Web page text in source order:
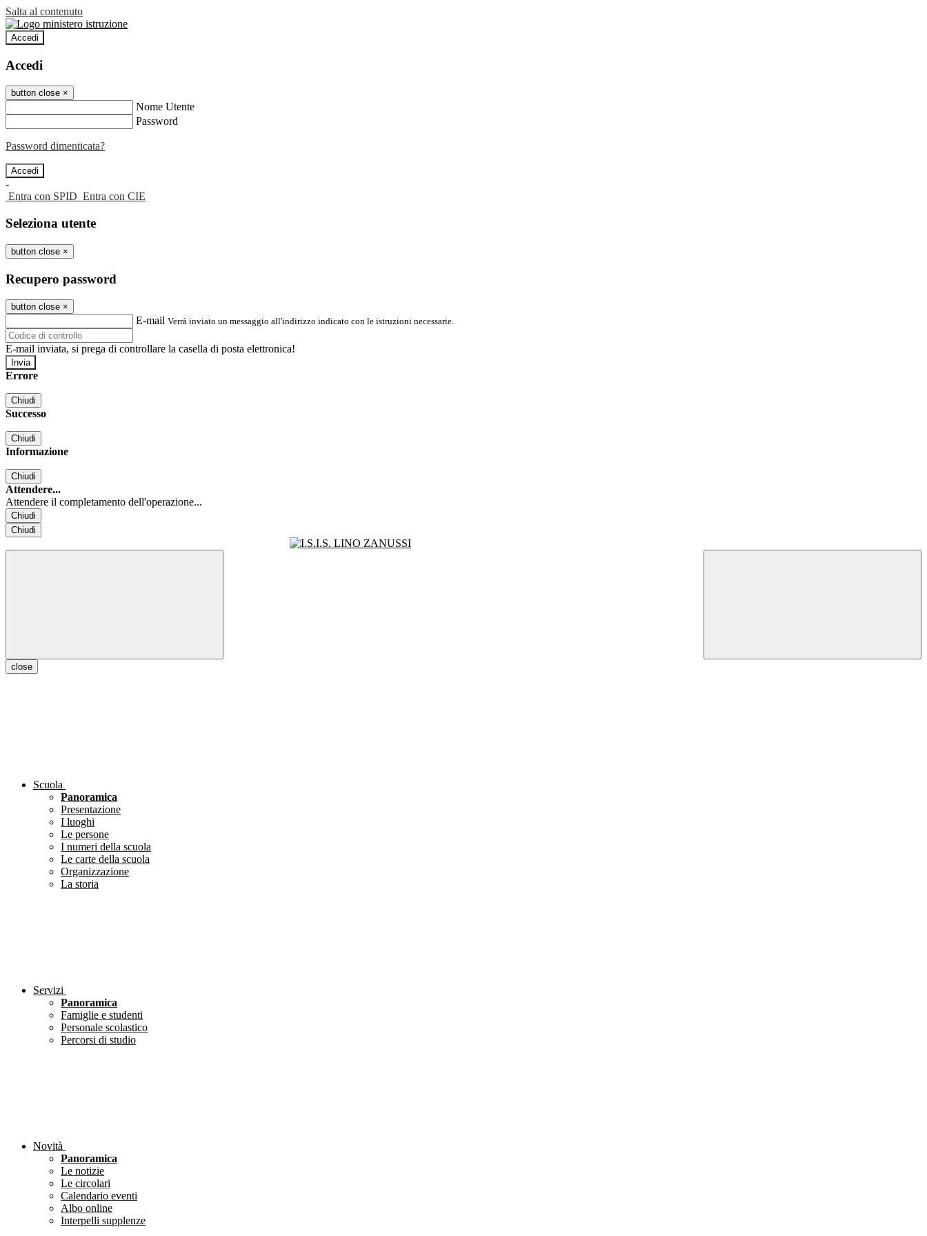
Salta al contenuto
Accedi
Accedi
button close ×
Nome Utente
Password
Password dimenticata?
-
Entra con SPID Entra con CIE
Seleziona utente
button close ×
Recupero password
button close ×
E-mail Verrà inviato un messaggio all'indirizzo indicato con le istruzioni necessarie.
E-mail inviata, si prega di controllare la casella di posta elettronica!
Errore
Chiudi
Successo
Chiudi
Informazione
Chiudi
Attendere...
Attendere il completamento dell'operazione...
Chiudi
Chiudi
close
Scuola
Panoramica
Presentazione
I luoghi
Le persone
I numeri della scuola
Le carte della scuola
Organizzazione
La storia
Servizi
Panoramica
Famiglie e studenti
Personale scolastico
Percorsi di studio
Novità
Panoramica
Le notizie
Le circolari
Calendario eventi
Albo online
Interpelli supplenze